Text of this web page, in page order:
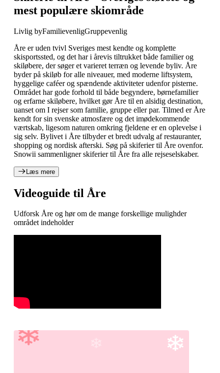
mest populære skiområde
Livlig byFamilievenligGruppevenlig
Åre er uden tvivl Sveriges mest kendte og komplette
skisportssted, og det har i årevis tiltrukket både familier og
skiløbere, der søger et varieret terræn og levende byliv. Åre
byder på skiløb for alle niveauer, med moderne liftsystem,
hyggelige caféer og spændende aktiviteter udenfor pisterne.
Området har gode forhold til både begyndere, børnefamilier
og erfarne skiløbere, hvilket gør Åre til en alsidig destination,
uanset om I rejser som familie, gruppe eller par. Tilmed er Åre
kendt for sin svenske atmosfære og det imødekommende
værtskab, ligesom naturen omkring fjeldene er en oplevelse i
sig selv. Bylivet i Åre tilbyder et bredt udvalg af restauranter,
shopping og nordisk afterski. Søg på skiferier til Åre ovenfor.
Snowii sammenligner skiferier til Åre fra alle rejseselskaber.
Læs mere
Videoguide til Åre
Udforsk Åre og hør om de mange forskellige mulighder
området indeholder